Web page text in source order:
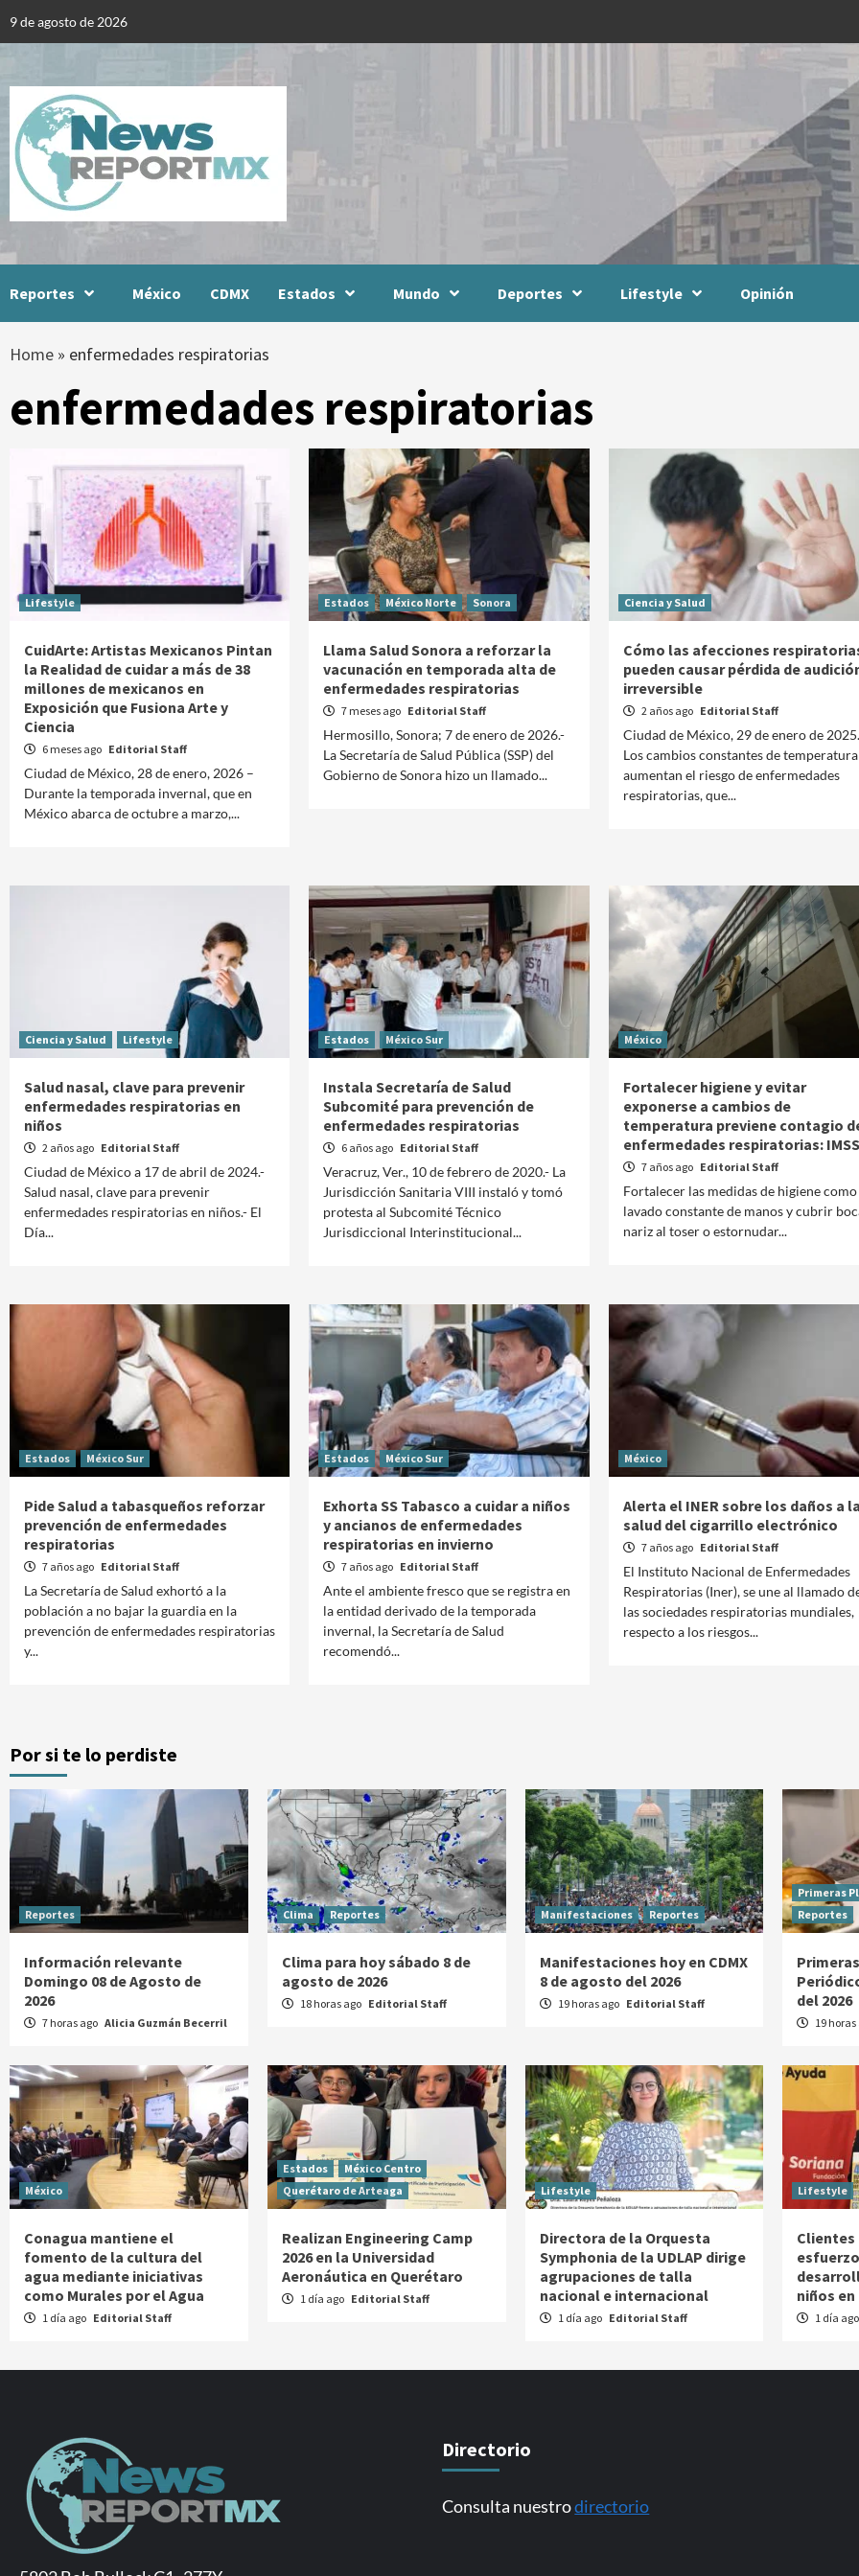
9 de agosto de 2026
Reportes México CDMX Estados Mundo Deportes Lifestyle Opinión
Home » enfermedades respiratorias
enfermedades respiratorias
Lifestyle
CuidArte: Artistas Mexicanos Pintan
la Realidad de cuidar a más de 38
millones de mexicanos en
Exposición que Fusiona Arte y
Ciencia
6 meses ago Editorial Staff
Ciudad de México, 28 de enero, 2026 –
Durante la temporada invernal, que en
México abarca de octubre a marzo,...
Estados México Norte Sonora
Llama Salud Sonora a reforzar la
vacunación en temporada alta de
enfermedades respiratorias
7 meses ago Editorial Staff
Hermosillo, Sonora; 7 de enero de 2026.-
La Secretaría de Salud Pública (SSP) del
Gobierno de Sonora hizo un llamado...
Ciencia y Salud
Cómo las afecciones
pueden causar pérdida de
irreversible
2 años ago Editorial Staff
Ciudad de México, 29 de enero de
Los cambios constantes de temperatura
aumentan el riesgo de enfermedades
respiratorias, que...
Ciencia y Salud Lifestyle
Salud nasal, clave para prevenir
enfermedades respiratorias en
niños
2 años ago Editorial Staff
Ciudad de México a 17 de abril de 2024.-
Salud nasal, clave para prevenir
enfermedades respiratorias en niños.- El
Día...
Estados México Sur
Instala Secretaría de Salud
Subcomité para prevención de
enfermedades respiratorias
6 años ago Editorial Staff
Veracruz, Ver., 10 de febrero de 2020.- La
Jurisdicción Sanitaria VIII instaló y tomó
protesta al Subcomité Técnico
Jurisdiccional Interinstitucional...
México
Fortalecer higiene y evitar
exponerse a cambios de
temperatura previene contagio
enfermedades respiratorias: IMSS
7 años ago Editorial Staff
Fortalecer las medidas de higiene como
lavado constante de manos y cubrir
nariz al toser o estornudar...
Estados México Sur
Pide Salud a tabasqueños reforzar
prevención de enfermedades
respiratorias
7 años ago Editorial Staff
La Secretaría de Salud exhortó a la
población a no bajar la guardia en la
prevención de enfermedades respiratorias
y...
Estados México Sur
Exhorta SS Tabasco a cuidar a niños
y ancianos de enfermedades
respiratorias en invierno
7 años ago Editorial Staff
Ante el ambiente fresco que se registra en
la entidad derivado de la temporada
invernal, la Secretaría de Salud
recomendó...
México
Alerta el INER sobre los daños a
salud del cigarrillo electrónico
7 años ago Editorial Staff
El Instituto Nacional de Enfermedades
Respiratorias (Iner), se une al llamado
las sociedades respiratorias mundiales,
respecto a los riesgos...
Clima Reportes
Por si te lo perdiste
Reportes
Información relevante
Domingo 08 de Agosto de
2026
7 horas ago Alicia Guzmán Becerril
Clima Reportes
Clima para hoy sábado 8 de
agosto de 2026
18 horas ago Editorial Staff
Manifestaciones Reportes
Manifestaciones hoy en CDMX
8 de agosto del 2026
19 horas ago Editorial Staff
Primeras
Reportes
del 2026
19
México
Conagua mantiene el
fomento de la cultura del
agua mediante iniciativas
como Murales por el Agua
1 día ago Editorial Staff
Estados
México Centro
Querétaro de Arteaga
Realizan Engineering Camp
2026 en la Universidad
Aeronáutica en Querétaro
1 día ago Editorial Staff
Lifestyle
Directora de la Orquesta
Symphonia de la UDLAP dirige
agrupaciones de talla
nacional e internacional
1 día ago Editorial Staff
Lifestyle
Clientes
niños
1 día
Directorio
Consulta nuestrodirectorio